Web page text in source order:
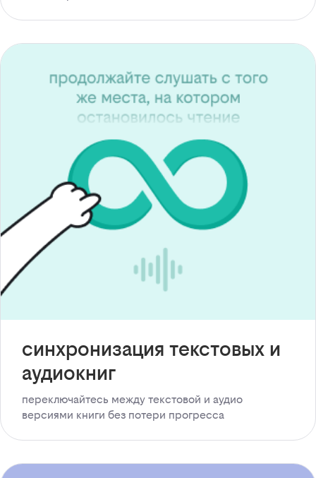
синхронизация текстовых и
аудиокниг
переключайтесь между текстовой и аудио
версиями книги без потери прогресса